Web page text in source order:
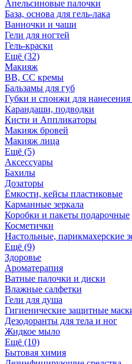
Апельсиновые палочки
База, основа для гель-лака
Ванночки и чаши
Гели для ногтей
Гель-краски
Ещё (32)
Макияж
BB, СС кремы
Бальзамы для губ
Губки и спонжи для
Карандаши, подводки
Кисти и Аппликаторы
Макияж бровей
Макияж лица
Ещё (5)
Аксессуары
Бахилы
Дозаторы
Ёмкости, кейсы пластиковые
Карманные зеркала
Коробки и пакеты подарочные
Косметички
Настольные, парикмахерские
Ещё (9)
Здоровье
Ароматерапия
Ватные палочки и диски
Влажные салфетки
Гели для душа
Гигиенические защитные
Дезодоранты для тела и ног
Жидкое мыло
Ещё (10)
Бытовая химия